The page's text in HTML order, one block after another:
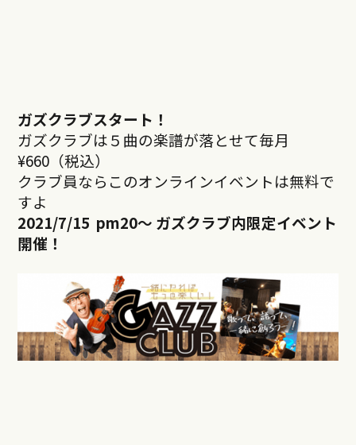
ガズクラブスタート！
ガズクラブは５曲の楽譜が落とせて毎月
¥660（税込）
クラブ員ならこのオンラインイベントは無料で
すよ
2021/7/15 pm20～ ガズクラブ内限定イベント
開催！